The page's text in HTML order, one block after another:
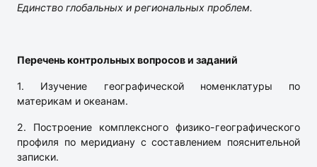
Единство глобальных и региональных проблем.
Перечень контрольных вопросов и заданий
1. Изучение географической номенклатуры по
материкам и океанам.
2. Построение комплексного физико-географического
профиля по меридиану с составлением пояснительной
записки.